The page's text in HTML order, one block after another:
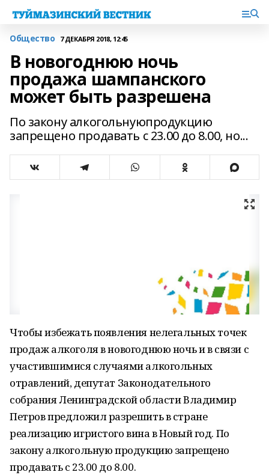
Общество 7 ДЕКАБРЯ 2018, 12:45
В новогоднюю ночь
продажа шампанского
может быть разрешена
По закону алкогольнуюпродукцию
запрещено продавать с 23.00 до 8.00, но...
Чтобы избежать появления нелегальных точек
продаж алкоголя в новогоднюю ночь и в связи с
участившимися случаями алкогольных
отравлений, депутат Законодательного
собрания Ленинградской области Владимир
Петров предложил разрешить в стране
реализацию игристого вина в Новый год. По
закону алкогольную продукцию запрещено
продавать с 23.00 до 8.00.